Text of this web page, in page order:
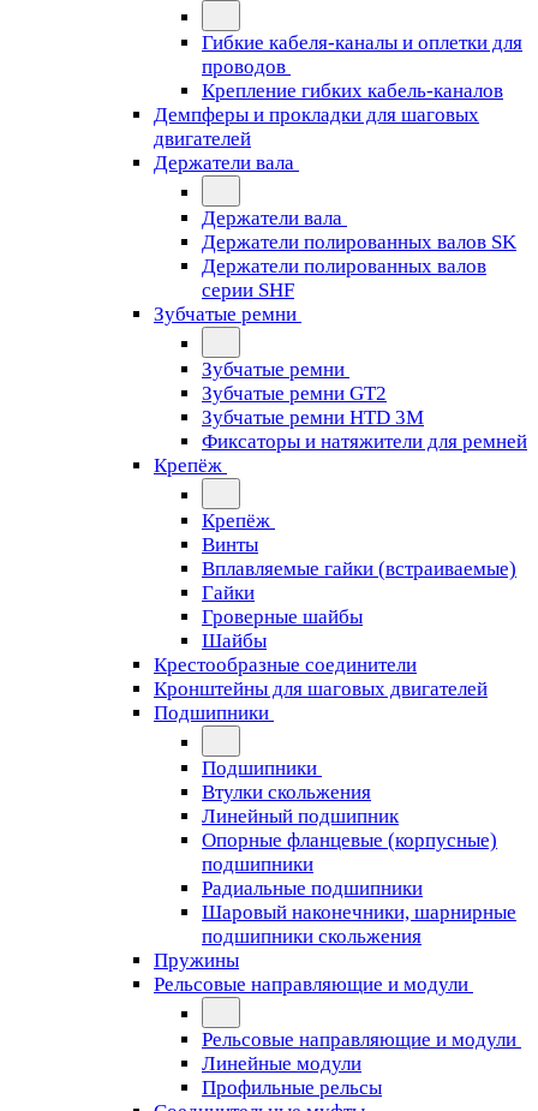
Гибкие кабеля-каналы и оплетки для
проводов
Крепление гибких кабель-каналов
Демпферы и прокладки для шаговых
двигателей
Держатели вала
Держатели вала
Держатели полированных валов SK
Держатели полированных валов
серии SHF
Зубчатые ремни
Зубчатые ремни
Зубчатые ремни GT2
Зубчатые ремни HTD 3M
Фиксаторы и натяжители для ремней
Крепёж
Крепёж
Винты
Вплавляемые гайки (встраиваемые)
Гайки
Гроверные шайбы
Шайбы
Крестообразные соединители
Кронштейны для шаговых двигателей
Подшипники
Подшипники
Втулки скольжения
Линейный подшипник
Опорные фланцевые (корпусные)
подшипники
Радиальные подшипники
Шаровый наконечники, шарнирные
подшипники скольжения
Пружины
Рельсовые направляющие и модули
Рельсовые направляющие и модули
Линейные модули
Профильные рельсы